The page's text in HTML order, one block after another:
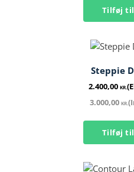
Tilføj
Steppie
2.400,00 KR.
3.000,00 KR.
Tilføj